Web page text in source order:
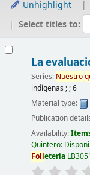
Unhighlight
Select titles to:
La
Series: Nuestro
indígenas ; ; 6
Material type:
Publication
Availability:
Quintero:
Folletería